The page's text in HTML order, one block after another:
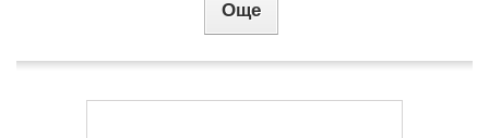
Още